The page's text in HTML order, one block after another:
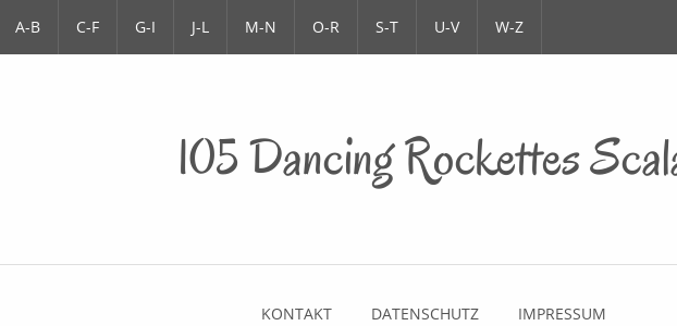
A-B C-F G-I J-L M-N O-R S-T U-V W-Z
105 Dancing Rockettes
KONTAKT DATENSCHUTZ IMPRESSUM